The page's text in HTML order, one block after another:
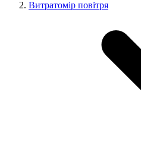
Витратомір повітря